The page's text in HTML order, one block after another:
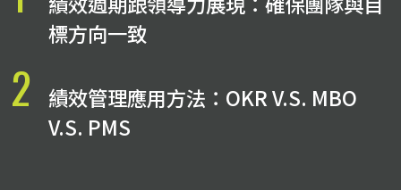
標方向一致
2
績效管理應用方法：OKR V.S. MBO
V.S. PMS